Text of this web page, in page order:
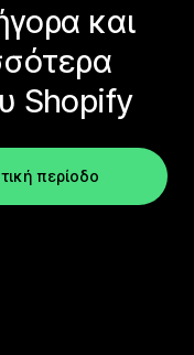
και
Shopify
περίοδο